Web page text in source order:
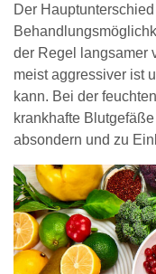
Der
der Regel
langsamer
meistaggressiver ist
kann. Bei der
krankhafte
absondern und zu